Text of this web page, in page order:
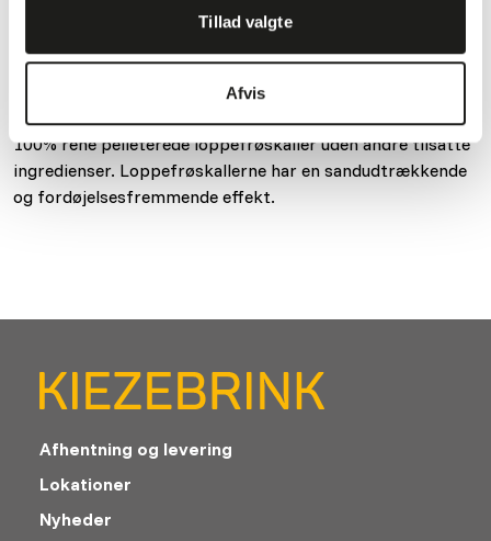
Tillad valgte
Afvis
100% rene pelleterede loppefrøskaller uden andre tilsatte
ingredienser. Loppefrøskallerne har en sandudtrækkende
og fordøjelsesfremmende effekt.
Afhentning og levering
Lokationer
Nyheder